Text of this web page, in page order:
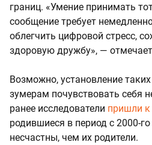
границ. «Умение принимать
сообщение требует
облегчить цифровой стресс,
здоровую дружбу», —
Возможно, установление
зумерам почувствовать себя
ранее исследователи пришли
родившиеся в период с 2000-
несчастны, чем их родители.